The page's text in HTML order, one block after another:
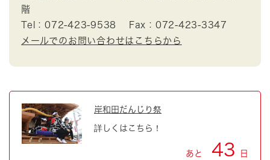
階
Tel：072-423-9538
Fax：072-423-3347
メールでのお問い合わせはこちらから
岸和田だんじり祭
詳しくはこちら！
あと 43 日